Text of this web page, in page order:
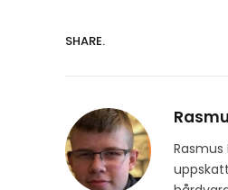
SHARE.
Rasmus